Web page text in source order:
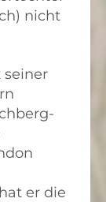
nicht
seiner
er die